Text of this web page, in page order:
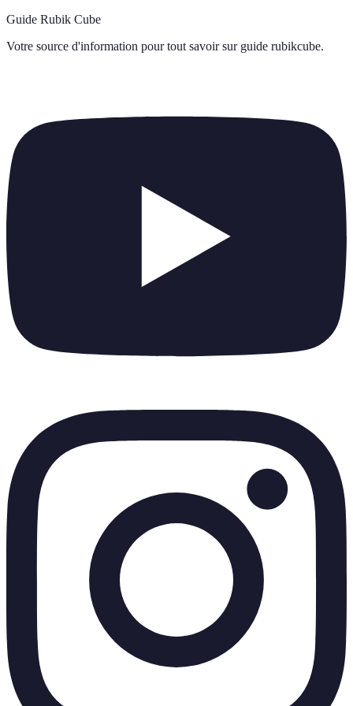
Guide Rubik Cube
Votre source d'information pour tout savoir sur guide rubikcube.